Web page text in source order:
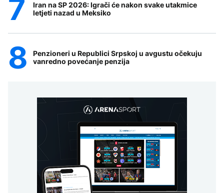
Iran na SP 2026: Igrači će nakon svake utakmice
letjeti nazad u Meksiko
Penzioneri u Republici Srpskoj u avgustu očekuju
vanredno povećanje penzija